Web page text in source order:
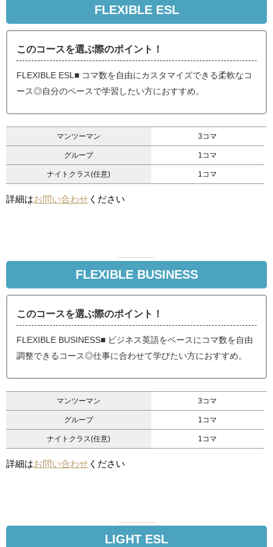
FLEXIBLE ESL
このコースを選ぶ際のポイント！
FLEXIBLE ESL■ コマ数を自由にカスタマイズできる柔軟なコ
ース◎自分のペースで学習したい方におすすめ。
マンツーマン 3コマ
グループ 1コマ
ナイトクラス(任意) 1コマ
詳細はお問い合わせ ください
FLEXIBLE BUSINESS
このコースを選ぶ際のポイント！
FLEXIBLE BUSINESS■ ビジネス英語をベースにコマ数を自由
調整できるコース◎仕事に合わせて学びたい方におすすめ。
マンツーマン 3コマ
グループ 1コマ
ナイトクラス(任意) 1コマ
詳細はお問い合わせ ください
LIGHT ESL